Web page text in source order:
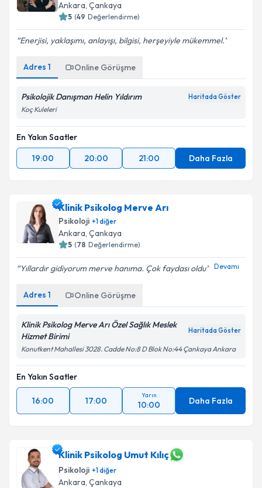
Ankara, Çankaya
5 (49 Değerlendirme)
Enerjisi, yaklaşımı, anlayışı, bilgisi, herşeyiyle mükemmel.
Adres 1 Online Görüşme
Psikolojik Danışman Helin Yıldırım Haritada Göster
Koç Kuleleri
En Yakın Saatler
19:00
20:00 21:00 Daha Fazla
Klinik Psikolog Merve Arı
Psikoloji +1diğer
Ankara, Çankaya
5 (78 Değerlendirme)
Yıllardır gidiyorum merve hanıma. Çok faydası oldu Devamı
Adres 1 Online Görüşme
Klinik Psikolog Merve Arı Özel Sağlık Meslek
Hizmet Birimi
Haritada Göster
Konutkent Mahallesi 3028. Cadde No:8 D Blok No:44 Çankaya Ankara
En Yakın Saatler
16:00 17:00
Yarın
10:00 Daha Fazla
Klinik Psikolog Umut Kılıç
Psikoloji +1diğer
Ankara, Çankaya